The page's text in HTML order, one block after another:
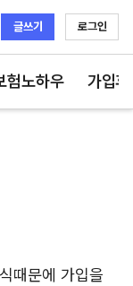
글쓰기 로그인
험노하우 가입
때문에 가입을